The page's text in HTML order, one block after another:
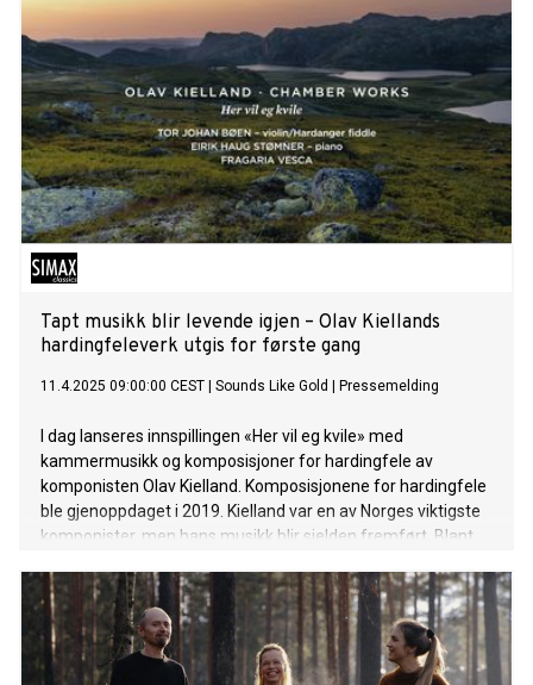
Tapt musikk blir levende igjen – Olav Kiellands
hardingfeleverk utgis for første gang
11.4.2025 09:00:00 CEST Sounds Like Gold Pressemelding
I dag lanseres innspillingen «Her vil eg kvile» med
kammermusikk og komposisjoner for hardingfele av
komponisten Olav Kielland. Komposisjonene for hardingfele
ble gjenoppdaget i 2019. Kielland var en av Norges viktigste
komponister, men hans musikk blir sjelden fremført. Blant
fremført av kammermusikkensemblet Fragaria Vesca,
fiolinist Tor Johan Bøen og pianist Eirik Haug Stømner.
Basert på Tor Johan Bøens forsknings- og edisjonsarbeid
blir nå Kiellands ukjente musikalske «villarkorn» tilgjengelig